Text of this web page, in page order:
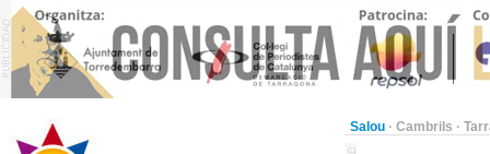
Salou · Cambrils ·